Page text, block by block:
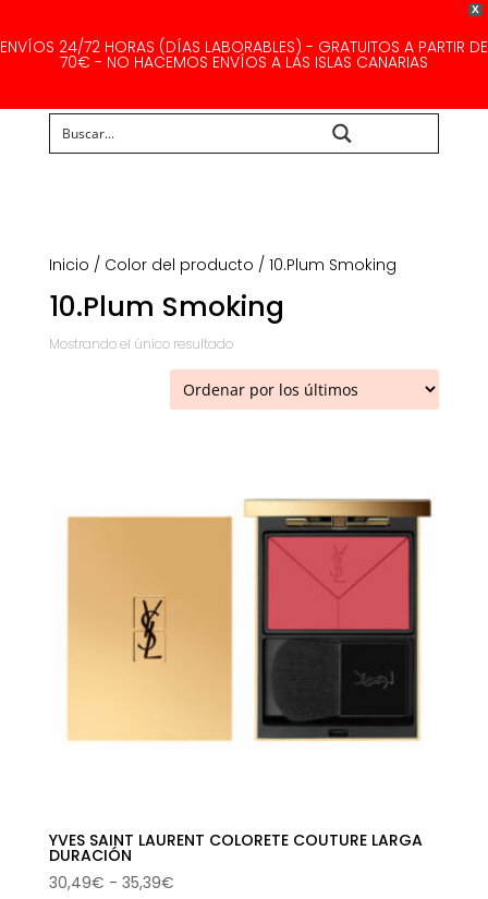
X
ENVÍOS 24/72 HORAS (DÍAS LABORABLES) - GRATUITOS A PARTIR DE
70€ - NO HACEMOS ENVÍOS A LAS ISLAS CANARIAS
Inicio / Color del producto / 10.Plum Smoking
10.Plum Smoking
Mostrando el único resultado
YVES SAINT LAURENT COLORETE COUTURE LARGA
DURACIÓN
30,49€ - 35,39€Rango